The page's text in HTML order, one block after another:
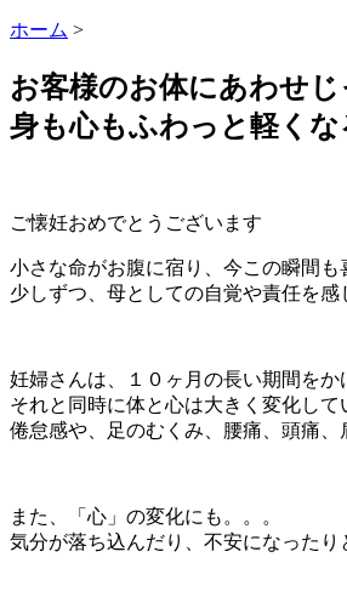
ホーム >
お客様のお体にあわせ
身も心もふわっと軽く
ご懐妊おめでとうございます
小さな命がお腹に宿り、今この瞬間も
少しずつ、母としての自覚や責任を感
妊婦さんは、１０ヶ月の長い期間をか
それと同時に体と心は大きく変化して
倦怠感や、足のむくみ、腰痛、頭痛、
また、「心」の変化にも。。。
気分が落ち込んだり、不安になったり